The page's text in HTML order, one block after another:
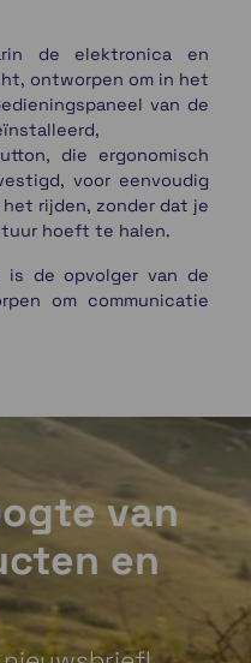
de elektronica en
ontworpen om in het
van de
die ergonomisch
voor eenvoudig
rijden, zonder dat je
hoeft te halen.
is de opvolger van de
om communicatie
en intuïtiever
Zodra het apparaat
de LED en geeft deze
de Bluetooth-
of niet) en de
is bijzonder handig
en afleidingsvrije
kleuren en
het apparaat aan te
van
en